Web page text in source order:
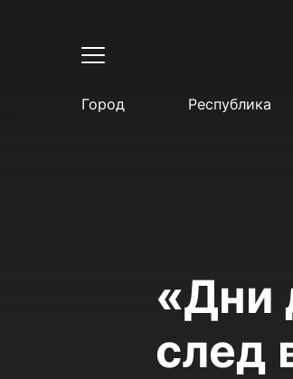
Город Республика
«Дни
след